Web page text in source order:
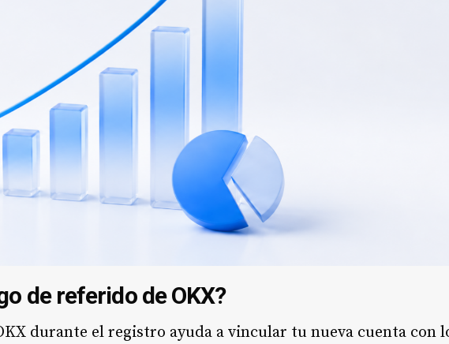
de referido de OKX?
durante el registro ayuda a vincular tu nueva cuenta con